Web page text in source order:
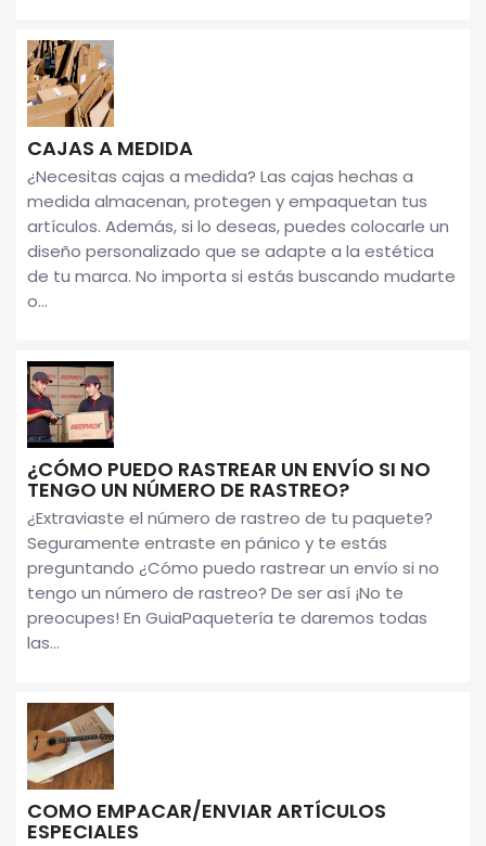
CAJAS A MEDIDA
¿Necesitas cajas a medida? Las cajas hechas a
medida almacenan, protegen y empaquetan tus
artículos. Además, si lo deseas, puedes colocarle un
diseño personalizado que se adapte a la estética
de tu marca. No importa si estás buscando mudarte
o...
¿CÓMO PUEDO RASTREAR UN ENVÍO SI NO
TENGO UN NÚMERO DE RASTREO?
¿Extraviaste el número de rastreo de tu paquete?
Seguramente entraste en pánico y te estás
preguntando ¿Cómo puedo rastrear un envío si no
tengo un número de rastreo? De ser así ¡No te
preocupes! En GuiaPaquetería te daremos todas
las...
COMO EMPACAR/ENVIAR ARTÍCULOS
ESPECIALES